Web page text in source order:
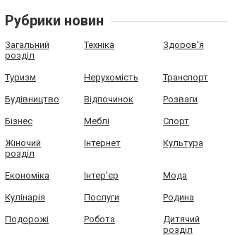
Рубрики новин
Загальний
розділ
Техніка Здоров'я
Туризм Нерухомість Транспорт
Будівництво Відпочинок Розваги
Бізнес Меблі Спорт
Жіночий
розділ
Інтернет Культура
Економіка Інтер'єр Мода
Кулінарія Послуги Родина
Подорожі Робота
Дитячий
розділ